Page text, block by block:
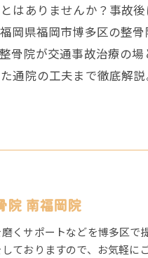
はありませんか？事故
岡県福岡市博多区の整
骨院が交通事故治療の
通院の工夫まで徹底解
院 南福岡院
くサポートなどを博多区
ておりますので、お気軽に